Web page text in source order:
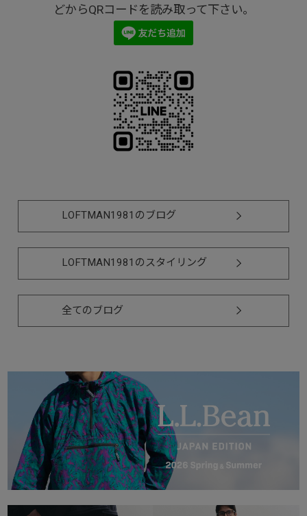
どからQRコードを読み取って下さい。
LOFTMAN1981のブログ
LOFTMAN1981のスタイリング
全てのブログ